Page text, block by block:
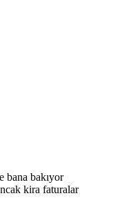
bana bakıyor
kira faturalar